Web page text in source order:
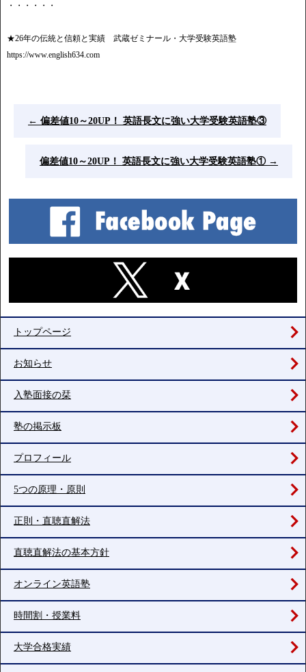
・・・・・・
★26年の伝統と信頼と実績 武蔵ゼミナール・大学受験英語塾
https://www.english634.com
← 偏差値10～20UP！ 英語長文に強い大学受験英語塾③
偏差値10～20UP！ 英語長文に強い大学受験英語塾① →
トップページ
お知らせ
入塾面接の栞
塾の掲示板
プロフィール
5つの原理・原則
正則・直聴直解法
直聴直解法の基本方針
オンライン英語塾
時間割・授業料
大学合格実績